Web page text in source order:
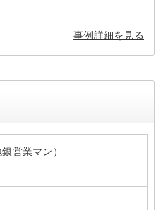
事例詳細を見る
営業マン）